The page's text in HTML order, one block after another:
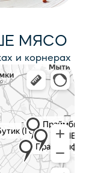
МЯСО
и корнерах